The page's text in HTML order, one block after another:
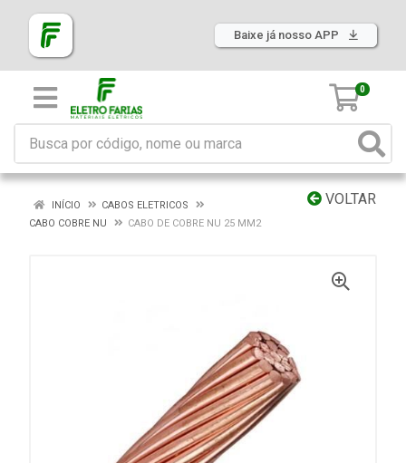
Baixe já nosso APP
0
VOLTAR
INÍCIO
CABOS ELETRICOS
CABO COBRE NU
CABO DE COBRE NU 25 MM2